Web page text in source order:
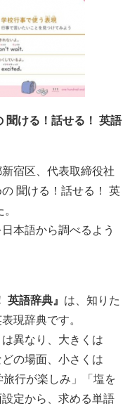
ける！話せる！ 英語
宿区、代表取締役社
聞ける！話せる！ 英
本語から調べるよう
英語辞典』 は、知りた
現辞典です。
異なり、大きくは
の場面、小さくは
旅行が楽しみ」「塩を
定から、求める単語